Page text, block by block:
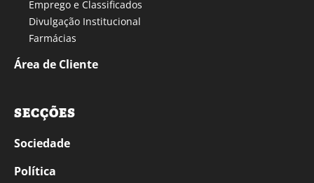
Emprego e Classificados
Divulgação Institucional
Farmácias
Área de Cliente
SECÇÕES
Sociedade
Política